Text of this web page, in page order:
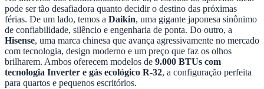
pode ser tão desafiadora quanto decidir o destino das próximas
férias. De um lado, temos a Daikin, uma gigante japonesa sinônimo
de confiabilidade, silêncio e engenharia de ponta. Do outro, a
Hisense, uma marca chinesa que avança agressivamente no mercado
com tecnologia, design moderno e um preço que faz os olhos
brilharem. Ambos oferecem modelos de 9.000 BTUs com
tecnologia Inverter e gás ecológico R-32, a configuração perfeita
para quartos e pequenos escritórios.